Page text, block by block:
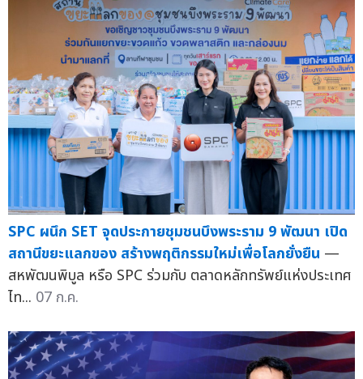
SPC ผนึก SET จุดประกายชุมชนบึงพระราม 9 พัฒนา เปิด
สถานีขยะแลกของ สร้างพฤติกรรมใหม่เพื่อโลกยั่งยืน —
สหพัฒนพิบูล หรือ SPC ร่วมกับ ตลาดหลักทรัพย์แห่งประเทศ
ไท... 07 ก.ค.